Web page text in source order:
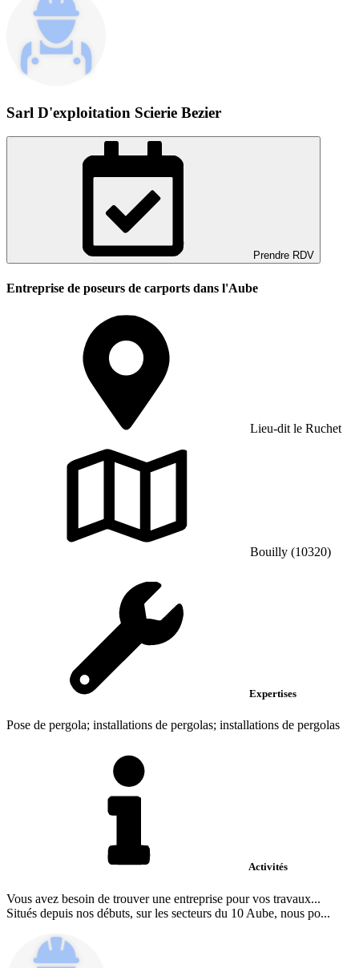
Sarl D'exploitation Scierie Bezier
Prendre RDV
Entreprise de poseurs de carports dans l'Aube
Lieu-dit le Ruchet
Bouilly (10320)
Expertises
Pose de pergola; installations de pergolas; installations de pergolas
Activités
Vous avez besoin de trouver une entreprise pour vos travaux...
Situés depuis nos débuts, sur les secteurs du 10 Aube, nous po...